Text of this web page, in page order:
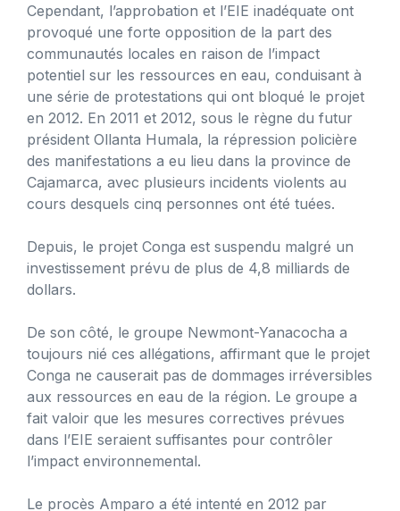
Cependant, l’approbation et l’EIE inadéquate ont
provoqué une forte opposition de la part des
communautés locales en raison de l’impact
potentiel sur les ressources en eau, conduisant à
une série de protestations qui ont bloqué le projet
en 2012. En 2011 et 2012, sous le règne du futur
président Ollanta Humala, la répression policière
des manifestations a eu lieu dans la province de
Cajamarca, avec plusieurs incidents violents au
cours desquels cinq personnes ont été tuées.
Depuis, le projet Conga est suspendu malgré un
investissement prévu de plus de 4,8 milliards de
dollars.
De son côté, le groupe Newmont-Yanacocha a
toujours nié ces allégations, affirmant que le projet
Conga ne causerait pas de dommages irréversibles
aux ressources en eau de la région. Le groupe a
fait valoir que les mesures correctives prévues
dans l’EIE seraient suffisantes pour contrôler
l’impact environnemental.
Le procès Amparo a été intenté en 2012 par